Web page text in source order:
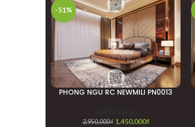
-51%
PHONG NGU RC NEWMILI PN0013
2,950,000₫ 1,450,000₫